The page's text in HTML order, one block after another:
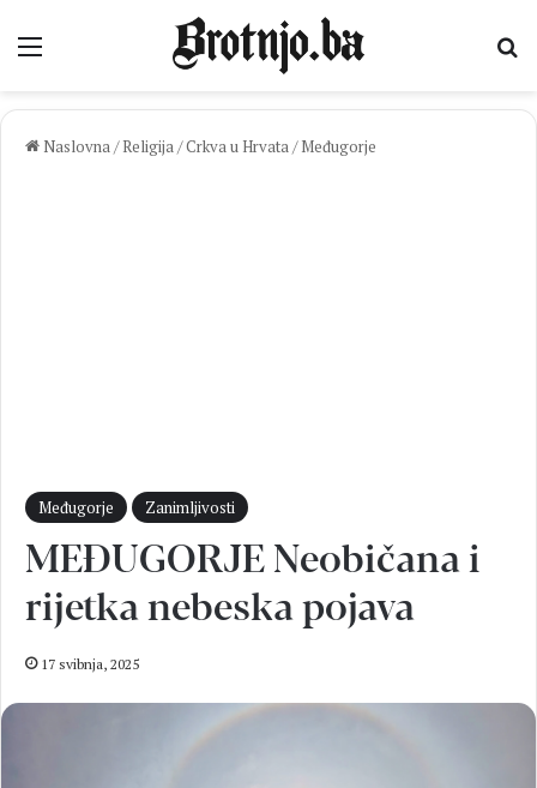
Izbornik
Naslovna/ Religija/Crkva u Hrvata/ Međugorje
Međugorje Zanimljivosti
MEĐUGORJE Neobičana i
rijetka nebeska pojava
17 svibnja, 2025